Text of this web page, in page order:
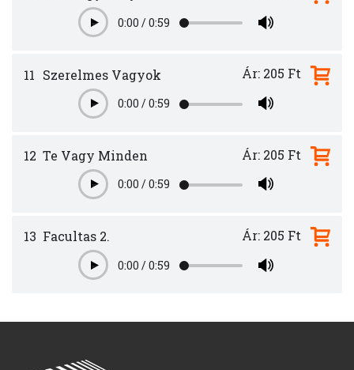
Play0:00 /0:59
11 Szerelmes Vagyok
Play0:00 /0:59
Ár: 205 Ft
12 Te Vagy Minden
Play0:00 /0:59
Ár: 205 Ft
13 Facultas 2.
Play0:00 /0:59
Ár: 205 Ft